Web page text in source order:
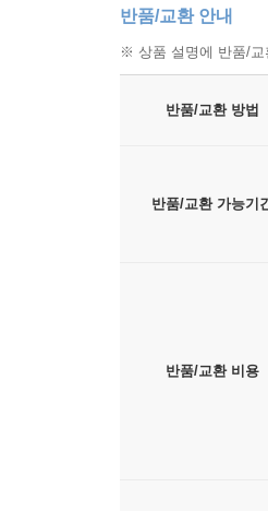
반품/교환 안내
※ 상품 설명에 반품/교
반품/교환 방법
반품/교환 가능기
반품/교환 비용